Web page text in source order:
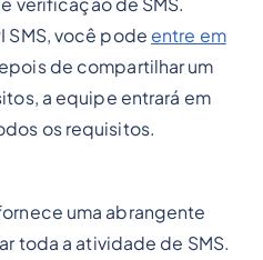
verificação de SMS.
SMS, você pode entre em
de compartilhar um
a equipe entrará em
os requisitos.
uma abrangente
toda a atividade de SMS.